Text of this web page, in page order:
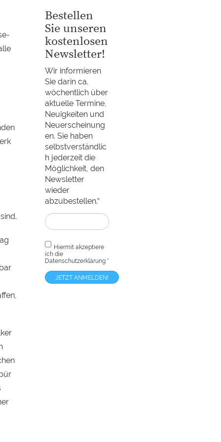
Bestellen
Sie unseren
kostenlosen
Newsletter!
Wir informieren
Sie darin ca.
wöchentlich über
aktuelle Termine,
Neuigkeiten und
Neuerscheinung
en. Sie haben
selbstverständlic
h jederzeit die
Möglichkeit, den
Newsletter
wieder
abzubestellen.“
Hiermit akzeptiere
ich die
Datenschutzerklärung *